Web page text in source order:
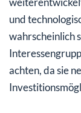
und
wahrscheinlich
achten, da sie